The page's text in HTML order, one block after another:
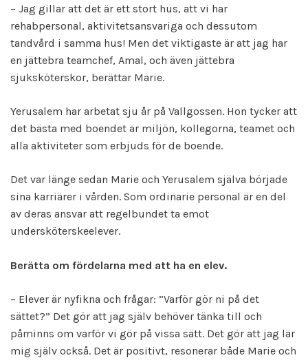
– Jag gillar att det är ett stort hus, att vi har
rehabpersonal, aktivitetsansvariga och dessutom
tandvård i samma hus! Men det viktigaste är att jag har
en jättebra teamchef, Amal, och även jättebra
sjuksköterskor, berättar Marie.
Yerusalem har arbetat sju år på Vallgossen. Hon tycker att
det bästa med boendet är miljön, kollegorna, teamet och
alla aktiviteter som erbjuds för de boende.
Det var länge sedan Marie och Yerusalem själva började
sina karriärer i vården. Som ordinarie personal är en del
av deras ansvar att regelbundet ta emot
undersköterskeelever.
Berätta om fördelarna med att ha en elev.
– Elever är nyfikna och frågar: ”Varför gör ni på det
sättet?” Det gör att jag själv behöver tänka till och
påminns om varför vi gör på vissa sätt. Det gör att jag lär
mig själv också. Det är positivt, resonerar både Marie och